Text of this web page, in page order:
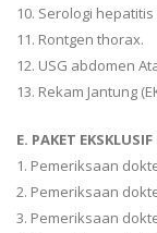
10. Serologi hepatitis
11. Rontgen thorax.
12. USG abdomen
13. Rekam Jantung
E. PAKET
1. Pemeriksaan
2. Pemeriksaan
3. Pemeriksaan